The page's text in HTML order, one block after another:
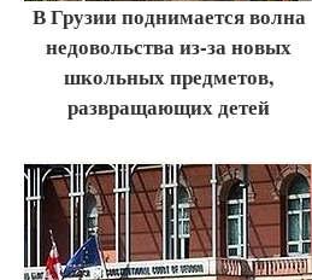
В Грузии поднимается волна
недовольства из-за новых
школьных предметов,
развращающих детей